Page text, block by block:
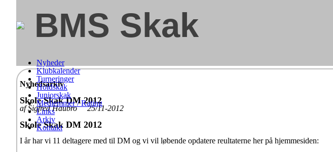
BMS Skak
Nyheder
Klubkalender
Turneringer
Holdskak
Juniorskak
Medlemmer / Rating
Links
Arkiv
Kontakt
Nyhedsarkiv
Skole Skak DM 2012
af Sigfred Haubro 25/11-2012
Skole Skak DM 2012
I år har vi 11 deltagere med til DM og vi vil løbende opdatere reultaterne her på hjemmesiden: